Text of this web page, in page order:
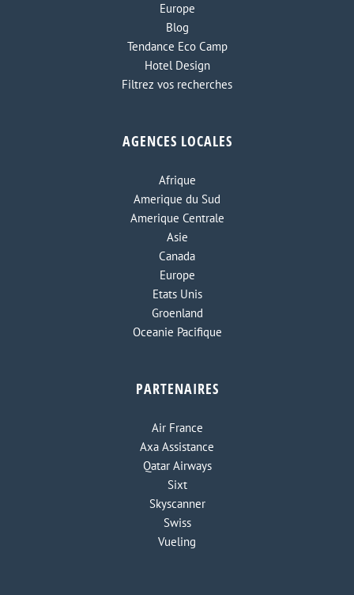
Europe
Blog
Tendance Eco Camp
Hotel Design
Filtrez vos recherches
AGENCES LOCALES
Afrique
Amerique du Sud
Amerique Centrale
Asie
Canada
Europe
Etats Unis
Groenland
Oceanie Pacifique
PARTENAIRES
Air France
Axa Assistance
Qatar Airways
Sixt
Skyscanner
Swiss
Vueling